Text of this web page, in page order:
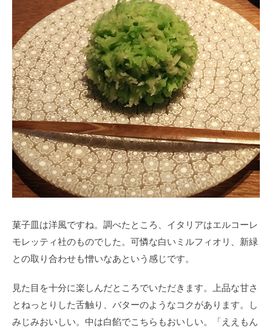
菓子皿は洋風ですね。調べたところ、イタリアはエルコーレ
モレッティ社のものでした。可憐な白いミルフィオリ、新緑
との取り合わせも憎いなあという感じです。
見た目を十分に楽しんだところでいただきます。上品な甘さ
とねっとりした舌触り、バターのようなコクがあります。し
みじみおいしい。中は白餡でこちらもおいしい。「ええもん